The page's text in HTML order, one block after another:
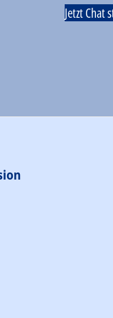
Jetzt Chat